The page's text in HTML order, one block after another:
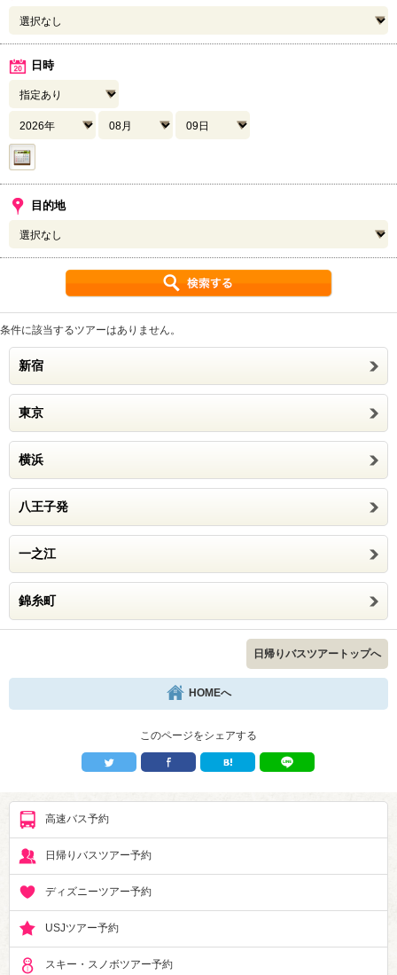
日時
目的地
条件に該当するツアーはありません。
新宿
東京
横浜
八王子発
一之江
錦糸町
日帰りバスツアートップへ
HOMEへ
このページをシェアする
高速バス予約
日帰りバスツアー予約
ディズニーツアー予約
USJツアー予約
スキー・スノボツアー予約